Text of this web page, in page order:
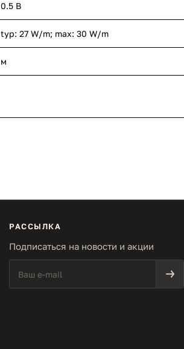
0.5 В
typ: 27 W/m; max: 30 W/m
м
РАССЫЛКА
Подписаться на новости и акции